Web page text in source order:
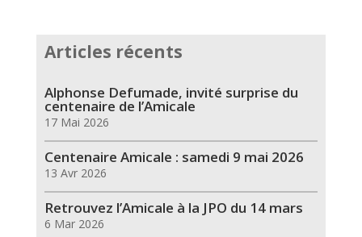
Articles récents
Alphonse Defumade, invité surprise du
centenaire de l’Amicale
17 Mai 2026
Centenaire Amicale : samedi 9 mai 2026
13 Avr 2026
Retrouvez l’Amicale à la JPO du 14 mars
6 Mar 2026